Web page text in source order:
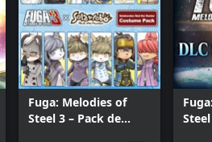
Fuga: Melodies of
Steel 3 – Pack de